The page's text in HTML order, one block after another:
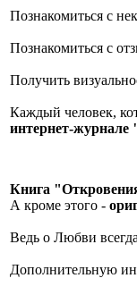
Познакомиться с
Познакомиться с
Получить
Каждый человек,
интернет-журнале
Книга
А кроме этого -
Ведь о Любви
Дополнительную